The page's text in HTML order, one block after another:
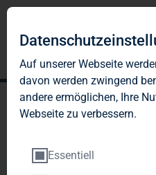
Auf unserer Webseite
davon werden zwingend
andere ermöglichen, Ihre
Webseite zu verbessern.
Essentiell